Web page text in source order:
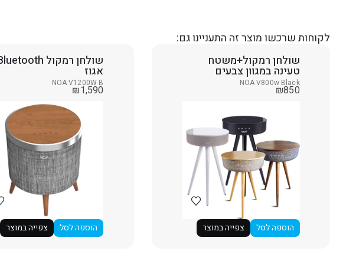
לקוחות שרכשו מוצר זה התעניינו גם:
שולחן רמקול+משטח
טעינה במגוון צבעים
NOA V800w Black
₪850
הוספה לסל צפייה במוצר
אגוז
NOA V1200W B
₪1,590
הוספה לסל צפייה במוצר